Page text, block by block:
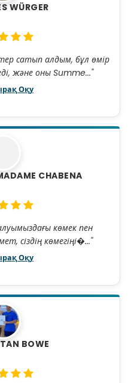
WÜRGER
сатып алдым, бұл өмір
және оны Summe..."
Оқу
CHABENA
көмек пен
сіздің көмегіңі�..."
Оқу
BOWE